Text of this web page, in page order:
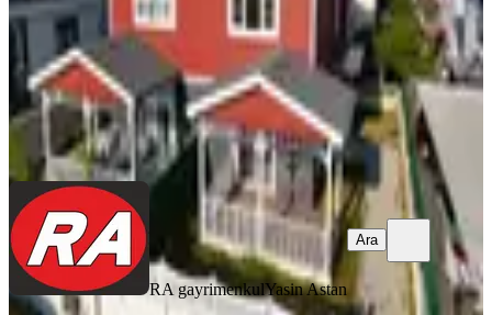
11.500.000 ₺
RA gayrimenkul Yasin Astan
RA gayrimenkulYasin Astan
Ara